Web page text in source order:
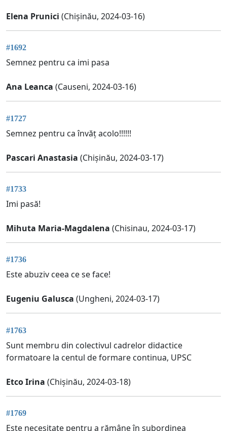
Elena Prunici (Chișinău, 2024-03-16)
#1692
Semnez pentru ca imi pasa
Ana Leanca (Causeni, 2024-03-16)
#1727
Semnez pentru ca învăț acolo!!!!!!
Pascari Anastasia (Chișinău, 2024-03-17)
#1733
Imi pasă!
Mihuta Maria-Magdalena (Chisinau, 2024-03-17)
#1736
Este abuziv ceea ce se face!
Eugeniu Galusca (Ungheni, 2024-03-17)
#1763
Sunt membru din colectivul cadrelor didactice
formatoare la centul de formare continua, UPSC
Etco Irina (Chișinău, 2024-03-18)
#1769
Este necesitate pentru a rămâne în subordinea